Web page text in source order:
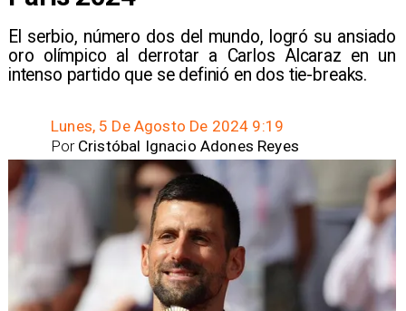
El serbio, número dos del mundo, logró su ansiado
oro olímpico al derrotar a Carlos Alcaraz en un
intenso partido que se definió en dos tie-breaks.
Lunes, 5 De Agosto De 2024 9:19
Cristóbal Ignacio Adones Reyes
Por